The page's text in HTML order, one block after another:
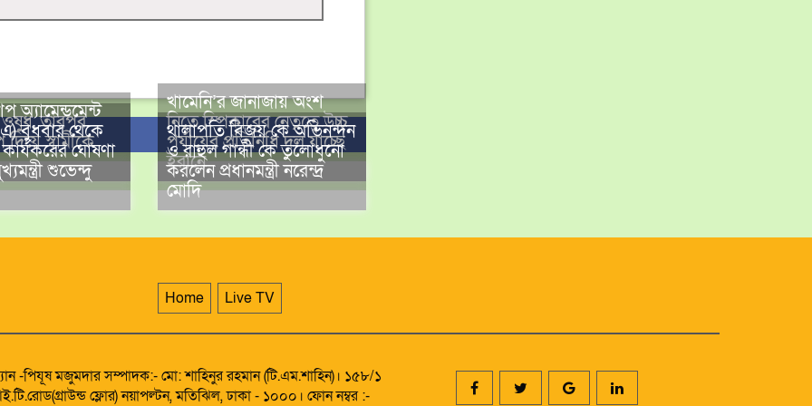
তারপর
স্বামীকে
খামেনি’র জানাজায় অংশ
নিতে স্পিকারের নেতৃত্বে উচ্চ
পর্যায়ের প্রতিনিধি দল যাচ্ছে
ইরানে
অ্যামেন্ডমেন্ট
বুধবার থেকে
কার্যকরের ঘোষণা
শুভেন্দু
থালাপতি বিজয় কে অভিনন্দন
ও রাহুল গান্ধী কে তুলোধুনো
করলেন প্রধানমন্ত্রী নরেন্দ্র
মোদি
Home Live TV
-পিযূষ মজুমদার সম্পাদক:- মো: শাহিনুর রহমান (টি.এম.শাহিন)। ১৫৮/১
ফ্লোর) নয়াপল্টন, মতিঝিল, ঢাকা - ১০০০। ফোন নম্বর :-